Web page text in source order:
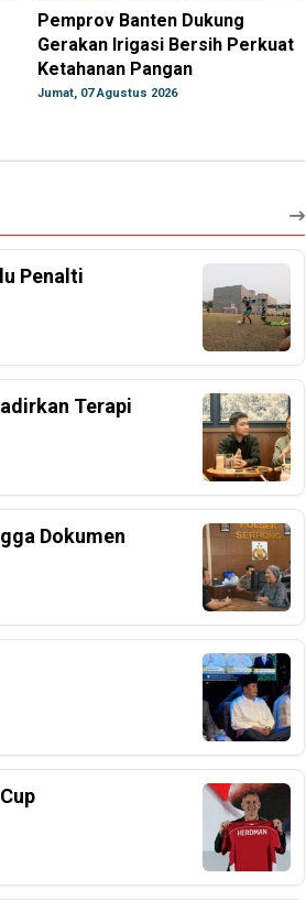
Pemprov Banten Dukung
Gerakan Irigasi Bersih Perkuat
Ketahanan Pangan
Jumat, 07 Agustus 2026
Penalti
Terapi
Dokumen